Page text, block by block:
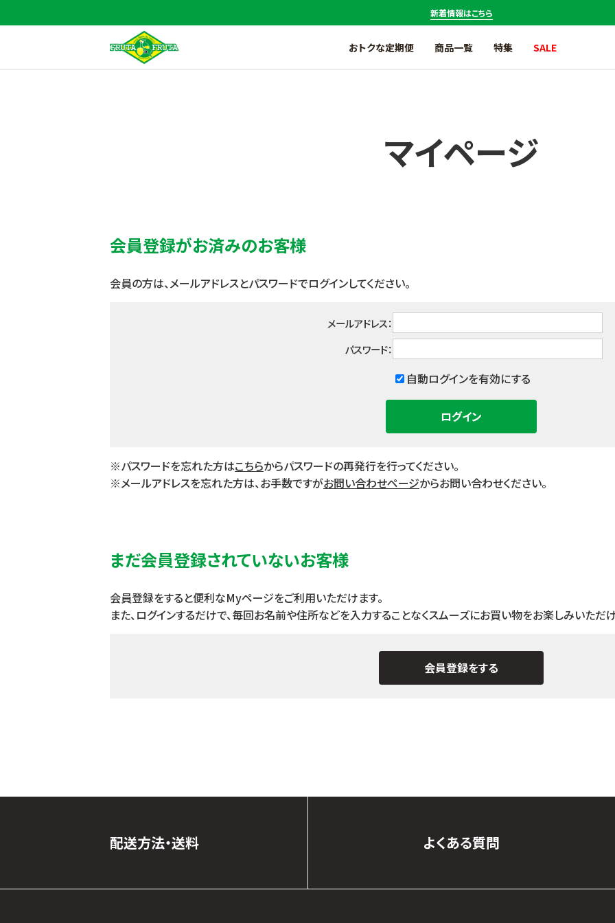
新着情報はこちら
おトクな定期便 商品一覧
アジアンテイスト商品一覧
定期便商品一覧
特集 SALE
マイページ
会員登録がお済みのお客様
会員の方は、メールアドレスとパスワードでログインしてください。
メールアドレス：
パスワード：
自動ログインを有効にする
※パスワードを忘れた方はこちらからパスワードの再発行を行ってください。
※メールアドレスを忘れた方は、お手数ですがお問い合わせページからお問い合わせください。
まだ会員登録されていないお客様
会員登録をすると便利なMyページをご利用いただけます。
また、ログインするだけで、毎回お名前や住所などを入力することなくスムーズにお買い物をお楽しみいただ
会員登録をする
配送方法・送料 よくある質問